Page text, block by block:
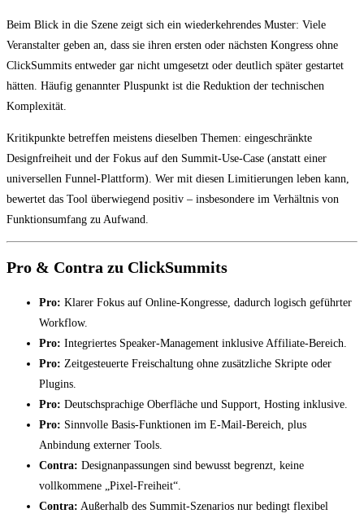
Beim Blick in die Szene zeigt sich ein wiederkehrendes Muster: Viele
Veranstalter geben an, dass sie ihren ersten oder nächsten Kongress ohne
ClickSummits entweder gar nicht umgesetzt oder deutlich später gestartet
hätten. Häufig genannter Pluspunkt ist die Reduktion der technischen
Komplexität.
Kritikpunkte betreffen meistens dieselben Themen: eingeschränkte
Designfreiheit und der Fokus auf den Summit-Use-Case (anstatt einer
universellen Funnel-Plattform). Wer mit diesen Limitierungen leben kann,
bewertet das Tool überwiegend positiv – insbesondere im Verhältnis von
Funktionsumfang zu Aufwand.
Pro & Contra zu ClickSummits
Pro: Klarer Fokus auf Online-Kongresse, dadurch logisch geführter
Workflow.
Pro: Integriertes Speaker-Management inklusive Affiliate-Bereich.
Pro: Zeitgesteuerte Freischaltung ohne zusätzliche Skripte oder
Plugins.
Pro: Deutschsprachige Oberfläche und Support, Hosting inklusive.
Pro: Sinnvolle Basis-Funktionen im E-Mail-Bereich, plus
Anbindung externer Tools.
Contra: Designanpassungen sind bewusst begrenzt, keine
vollkommene „Pixel-Freiheit“.
Contra: Außerhalb des Summit-Szenarios nur bedingt flexibel